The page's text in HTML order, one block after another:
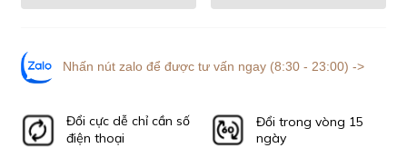
Đổi cực dễ chỉ cần số
điện thoại
Đổi trong vòng 15
ngày
Nhấn nút zalo để được tư vấn ngay (8:30 - 23:00) ->